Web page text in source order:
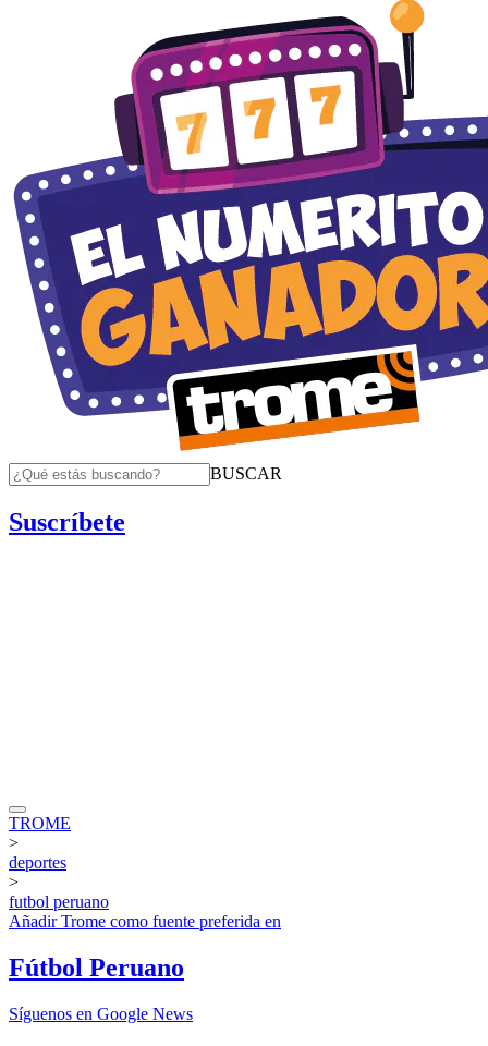
BUSCAR
Suscríbete
TROME
>
deportes
>
futbol peruano
AñadirTrome como fuente preferida en
Fútbol Peruano
Síguenos en Google News